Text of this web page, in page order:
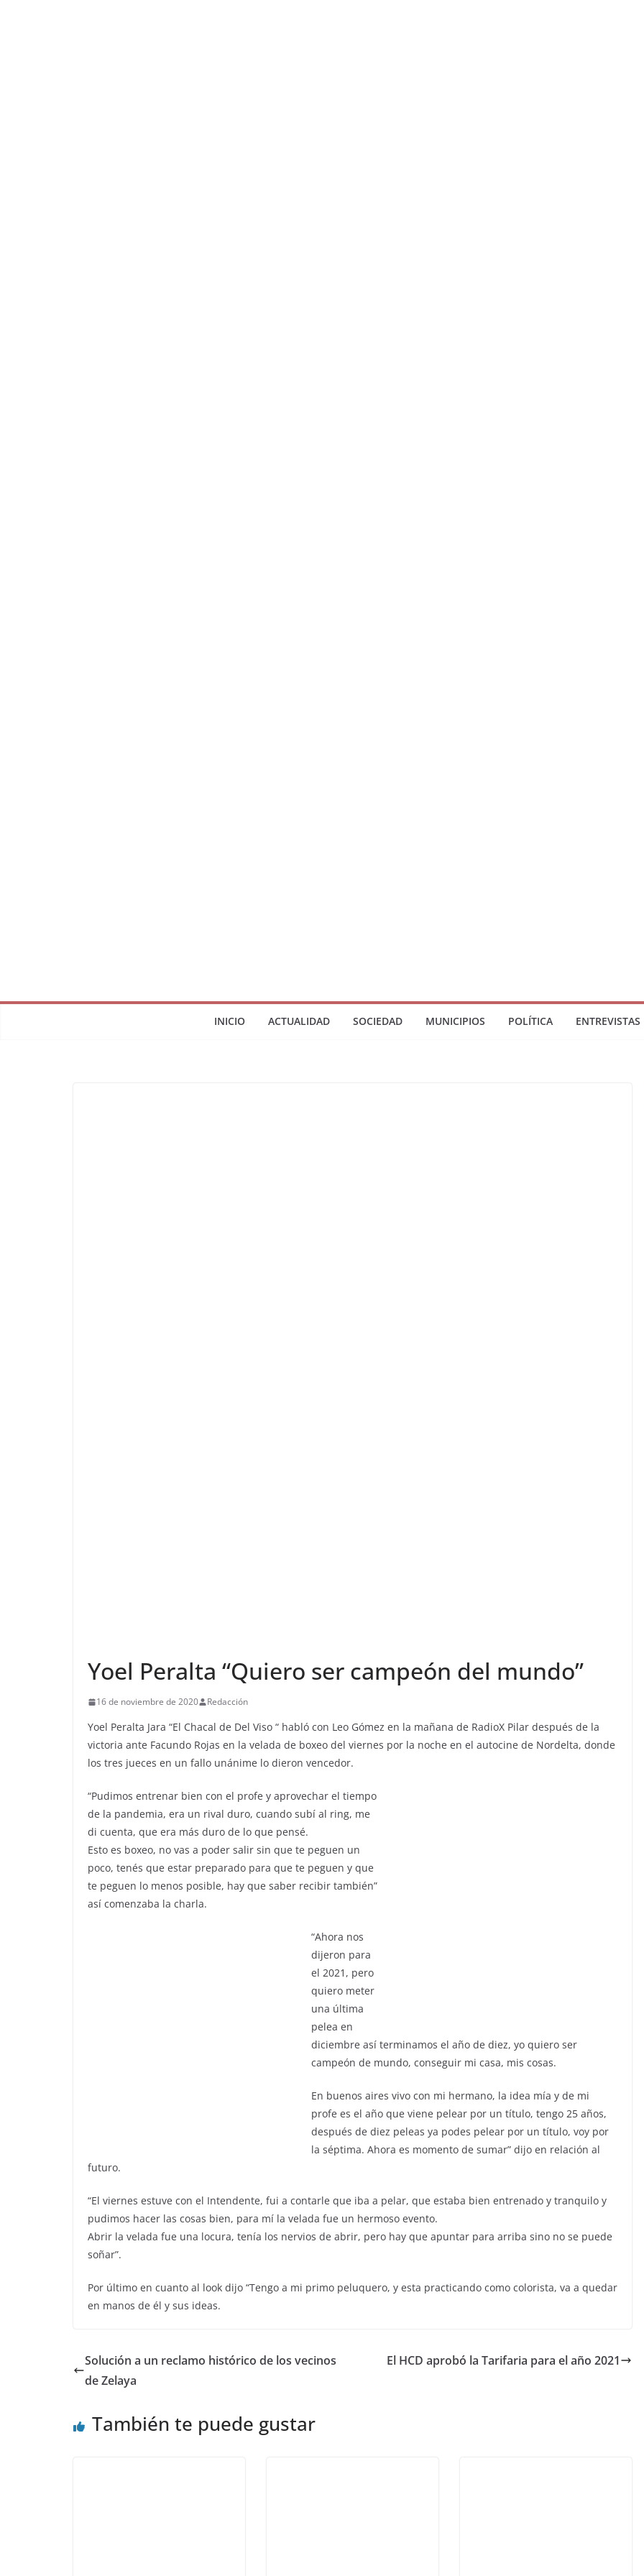
INICIO ACTUALIDAD SOCIEDAD MUNICIPIOS POLÍTICA ENTREVISTAS
Yoel Peralta “Quiero ser campeón del mundo”
16 de noviembre de 2020 Redacción
Yoel Peralta Jara “El Chacal de Del Viso “ habló con Leo Gómez en la mañana de RadioX Pilar después de la
victoria ante Facundo Rojas en la velada de boxeo del viernes por la noche en el autocine de Nordelta, donde
los tres jueces en un fallo unánime lo dieron vencedor.
“Pudimos entrenar bien con el profe y aprovechar el tiempo
de la pandemia, era un rival duro, cuando subí al ring, me
di cuenta, que era más duro de lo que pensé.
Esto es boxeo, no vas a poder salir sin que te peguen un
poco, tenés que estar preparado para que te peguen y que
te peguen lo menos posible, hay que saber recibir también”
así comenzaba la charla.
“Ahora nos
dijeron para
el 2021, pero
quiero meter
una última
pelea en
diciembre así terminamos el año de diez, yo quiero ser
campeón de mundo, conseguir mi casa, mis cosas.
En buenos aires vivo con mi hermano, la idea mía y de mi
profe es el año que viene pelear por un título, tengo 25 años,
después de diez peleas ya podes pelear por un título, voy por
la séptima. Ahora es momento de sumar” dijo en relación al
futuro.
“El viernes estuve con el Intendente, fui a contarle que iba a pelar, que estaba bien entrenado y tranquilo y
pudimos hacer las cosas bien, para mí la velada fue un hermoso evento.
Abrir la velada fue una locura, tenía los nervios de abrir, pero hay que apuntar para arriba sino no se puede
soñar”.
Por último en cuanto al look dijo “Tengo a mi primo peluquero, y esta practicando como colorista, va a quedar
en manos de él y sus ideas.
Solución a un reclamo histórico de los vecinos
de Zelaya
El HCD aprobó la Tarifaria para el año 2021
También te puede gustar